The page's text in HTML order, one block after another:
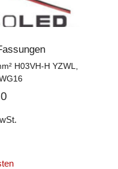
H03VH-H YZWL,